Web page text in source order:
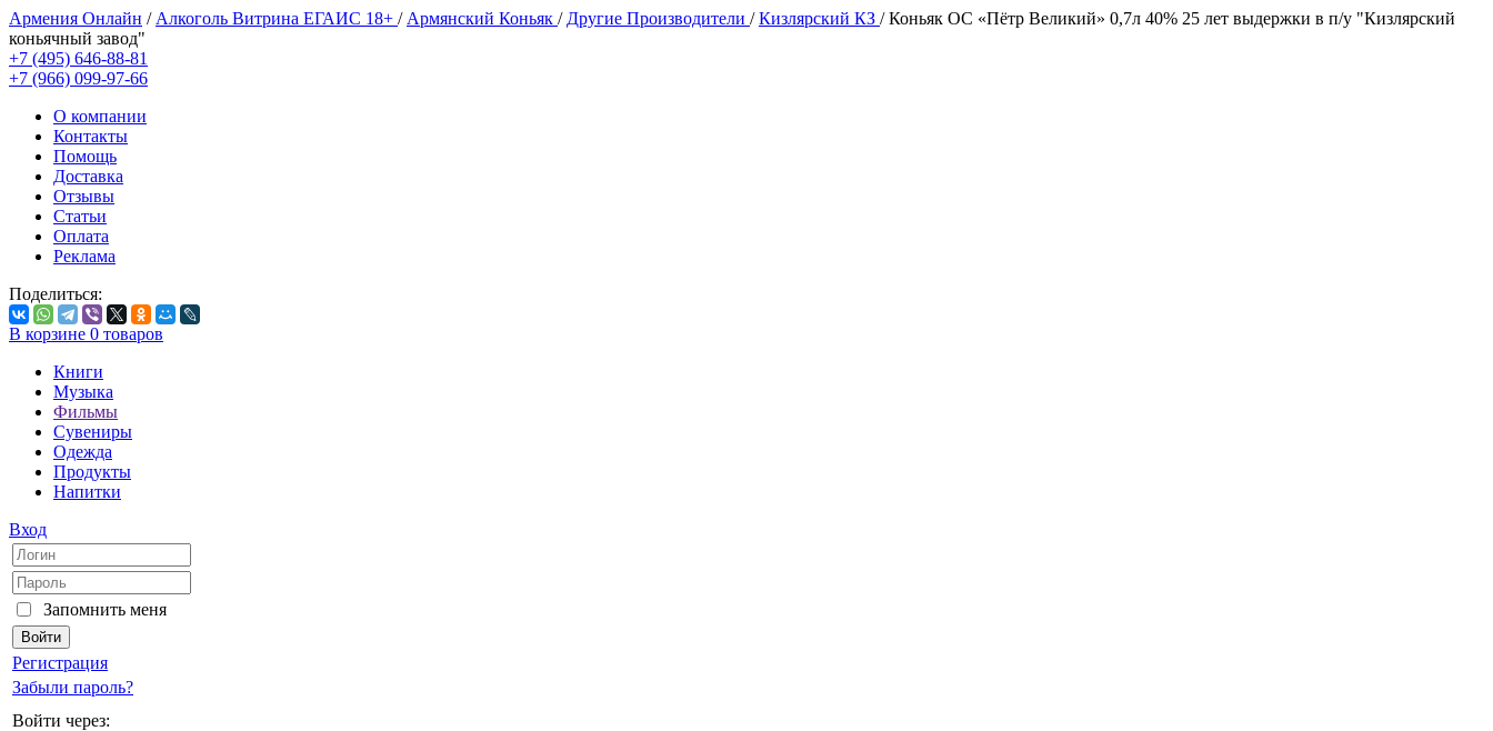
Армения Онлайн / Алкоголь Витрина ЕГАИС 18+ / Армянский Коньяк / Другие Производители /Кизлярский КЗ /Коньяк ОС «Пётр Великий» 0,7л 40% 25 лет выдержки в п/у "Кизлярский
коньячный завод"
+7 (495) 646-88-81
+7 (966) 099-97-66
О компании
Контакты
Помощь
Доставка
Отзывы
Статьи
Оплата
Реклама
Поделиться:
В корзине 0 товаров
Книги
Музыка
Фильмы
Сувениры
Одежда
Продукты
Напитки
Вход
Запомнить меня
Регистрация
Забыли пароль?
Войти через: